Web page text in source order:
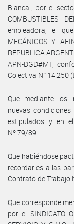
Blanca-, por el
COMBUSTIBLES
empleadora, el
MECÁNICOS Y
REPUBLICA
APN-DGD#MT,
Colectiva N° 14.250
Que mediante los
nuevas
estipulados y en
Nº 79/89.
Que habiéndose
recordarles a las
Contrato de Trabajo
Que corresponde
por el SINDICATO